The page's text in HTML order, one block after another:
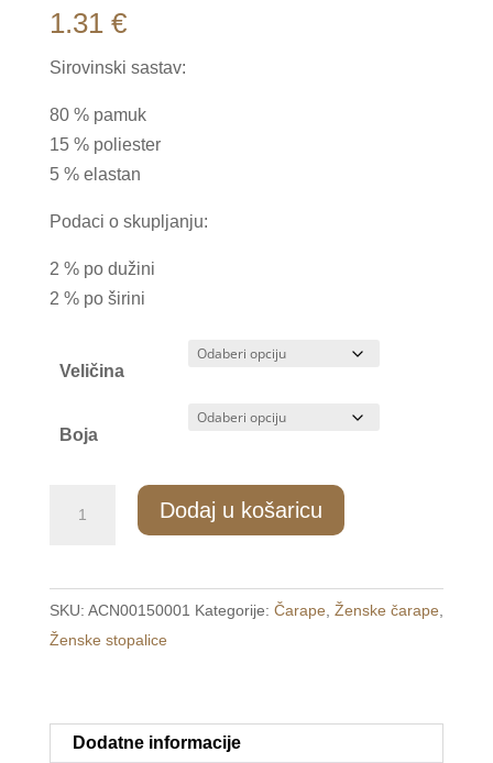
1.31 €
Sirovinski sastav:
80 % pamuk
15 % poliester
5 % elastan
Podaci o skupljanju:
2 % po dužini
2 % po širini
Veličina
Boja
35-
38
/
količina
Dodaj u košaricu
SKU: ACN00150001 Kategorije: Čarape Ženske čarape
Ženske stopalice
Dodatne informacije